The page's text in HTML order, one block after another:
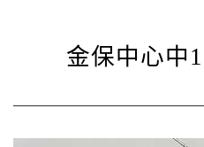
金保中心中